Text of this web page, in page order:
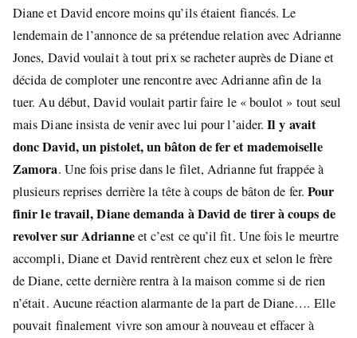
Diane et David encore moins qu’ils étaient fiancés. Le
lendemain de l’annonce de sa prétendue relation avec Adrianne
Jones, David voulait à tout prix se racheter auprès de Diane et
décida de comploter une rencontre avec Adrianne afin de la
tuer. Au début, David voulait partir faire le « boulot » tout seul
mais Diane insista de venir avec lui pour l’aider.Il y avait
donc David, un pistolet, un bâton de fer et mademoiselle
Zamora. Une fois prise dans le filet, Adrianne fut frappée à
plusieurs reprises derrière la tête à coups de bâton de fer. Pour
finir le travail, Diane demanda à David de tirer à coups de
revolver sur Adrianneet c’est ce qu’il fit. Une fois le meurtre
accompli, Diane et David rentrèrent chez eux et selon le frère
de Diane, cette dernière rentra à la maison comme si de rien
n’était. Aucune réaction alarmante de la part de Diane…. Elle
pouvait finalement vivre son amour à nouveau et effacer à